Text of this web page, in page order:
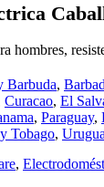
hombres,
Barbuda,
Curacao, El
, Paraguay,
Tobago,
,